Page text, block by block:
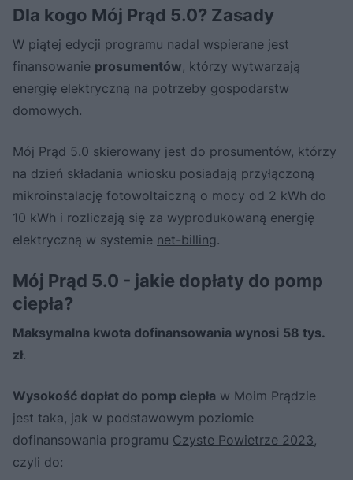
Dla kogo Mój Prąd 5.0? Zasady
W piątej edycji programu nadal wspierane jest
finansowanie prosumentów, którzy wytwarzają
energię elektryczną na potrzeby gospodarstw
domowych.
Mój Prąd 5.0 skierowany jest do prosumentów, którzy
na dzień składania wniosku posiadają przyłączoną
mikroinstalację fotowoltaiczną o mocy od 2 kWh do
10 kWh i rozliczają się za wyprodukowaną energię
elektryczną w systemie net-billing.
Mój Prąd 5.0 - jakie dopłaty do pomp
ciepła?
Maksymalna kwota dofinansowania wynosi 58 tys.
zł.
Wysokość dopłat do pomp ciepła w Moim Prądzie
jest taka, jak w podstawowym poziomie
dofinansowania programu Czyste Powietrze 2023,
czyli do: